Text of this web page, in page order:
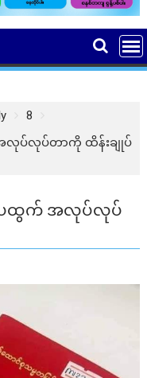
8
ပ်လုပ်တာကို ထိန်းချုပ်
ပထွက် အလုပ်လုပ်